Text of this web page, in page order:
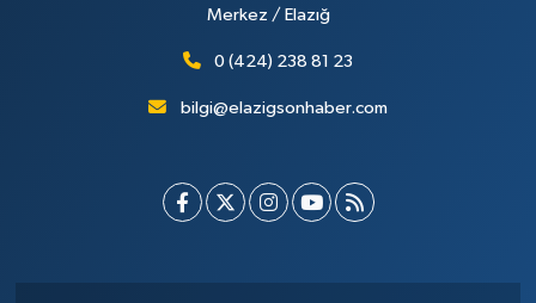
Merkez / Elazığ
0 (424) 238 81 23
bilgi@elazigsonhaber.com